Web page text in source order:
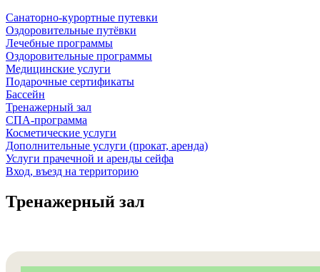
Санаторно-курортные путевки
Оздоровительные путёвки
Лечебные программы
Оздоровительные программы
Медицинские услуги
Подарочные сертификаты
Бассейн
Тренажерный зал
СПА-программа
Косметические услуги
Дополнительные услуги (прокат, аренда)
Услуги прачечной и аренды сейфа
Вход, въезд на территорию
Тренажерный зал